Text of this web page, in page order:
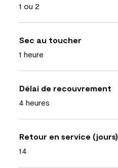
1 ou 2
Sec au toucher
1 heure
Délai de recouvrement
4 heures
Retour en service (jours)
14